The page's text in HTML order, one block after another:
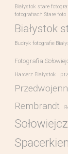
Białystok stare
fotografiach Stare foto
Białystok
Budryk fotografie
Fotografia
Harcerz Białystok
Rembrandt